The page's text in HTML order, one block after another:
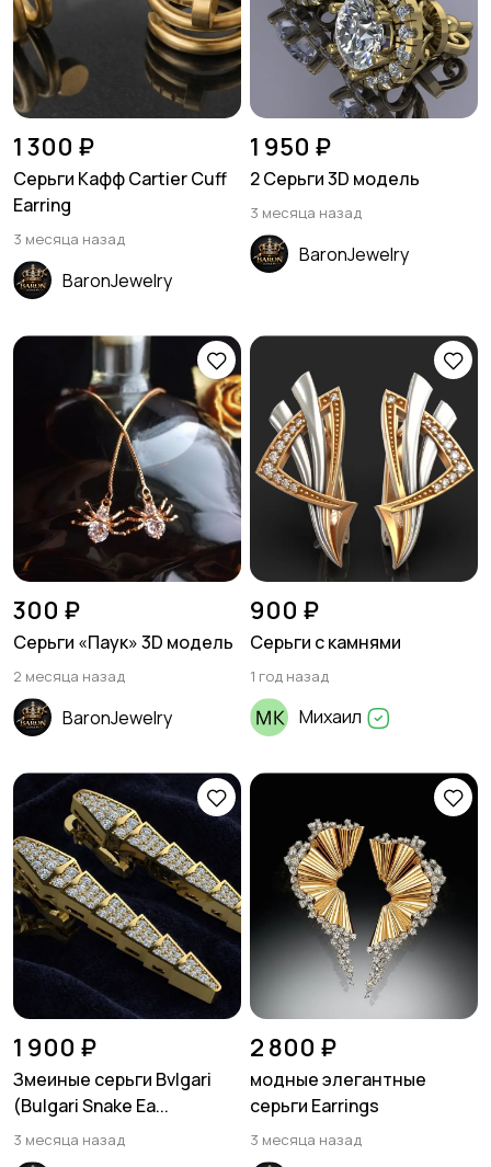
1 300 ₽
Серьги Кафф Cartier Cuff
Earring
3 месяца назад
BaronJewelry
1 950 ₽
2 Серьги 3D модель
3 месяца назад
BaronJewelry
300 ₽
Серьги «Паук» 3D модель
2 месяца назад
BaronJewelry
900 ₽
Серьги с камнями
1 год назад
Михаил
1 900 ₽
Змеиные серьги Bvlgari
(Bulgari Snake Ea...
3 месяца назад
2 800 ₽
модные элегантные
серьги Earrings
3 месяца назад